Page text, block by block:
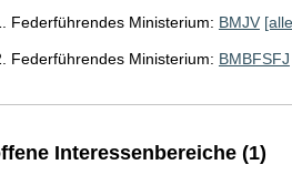
Federführendes Ministerium: BMJV
Federführendes Ministerium: BMBFSFJ
Interessenbereiche (1)